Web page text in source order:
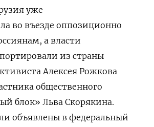
уже
во въезде оппозиционно
а власти
из страны
Алексея Рожкова
общественного
блок» Льва Скорякина.
объявлены в федеральный